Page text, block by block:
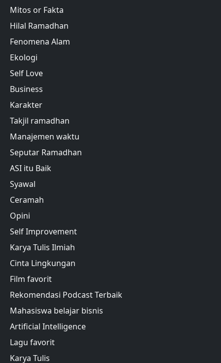
Mitos or Fakta
Hilal Ramadhan
Fenomena Alam
Ekologi
Self Love
Business
Karakter
Takjil ramadhan
Manajemen waktu
Seputar Ramadhan
ASI itu Baik
Syawal
Ceramah
Opini
Self Improvement
Karya Tulis Ilmiah
Cinta Lingkungan
Film favorit
Rekomendasi Podcast Terbaik
Mahasiswa belajar bisnis
Artificial Intelligence
Lagu favorit
Karya Tulis